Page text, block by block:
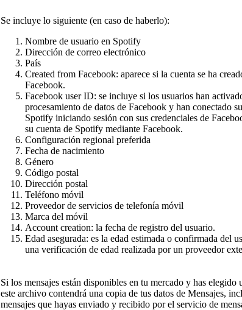
Se incluye lo siguiente (en caso de haberlo):
Nombre de usuario en Spotify
Dirección de correo electrónico
País
Created from Facebook: aparece si la cuenta se ha
Facebook.
Facebook user ID: se incluye si los usuarios han
procesamiento de datos de Facebook y han conectado
Spotify iniciando sesión con sus credenciales de
su cuenta de Spotify mediante Facebook.
Configuración regional preferida
Fecha de nacimiento
Género
Código postal
Dirección postal
Teléfono móvil
Proveedor de servicios de telefonía móvil
Marca del móvil
Account creation: la fecha de registro del usuario.
Edad asegurada: es la edad estimada o confirmada del
una verificación de edad realizada por un proveedor
Si los mensajes están disponibles en tu mercado y has elegido
este archivo contendrá una copia de tus datos de Mensajes,
mensajes que hayas enviado y recibido por el servicio de